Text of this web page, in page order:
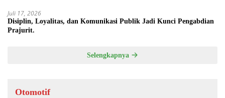
Juli 17, 2026
Disiplin, Loyalitas, dan Komunikasi Publik Jadi Kunci Pengabdian
Prajurit.
Selengkapnya
Otomotif